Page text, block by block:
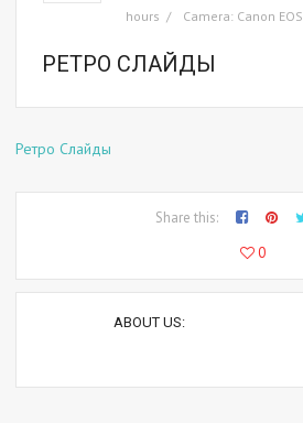
hours
Camera: Canon
РЕТРО СЛАЙДЫ
Ретро Слайды
Share this:
0
ABOUT US: